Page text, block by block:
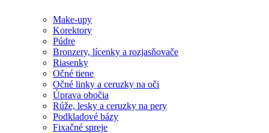
Make-upy
Korektory
Púdre
Bronzery, lícenky a rozjasňovače
Riasenky
Očné tiene
Očné linky a ceruzky na oči
Úprava obočia
Rúže, lesky a ceruzky na pery
Podkladové bázy
Fixačné spreje